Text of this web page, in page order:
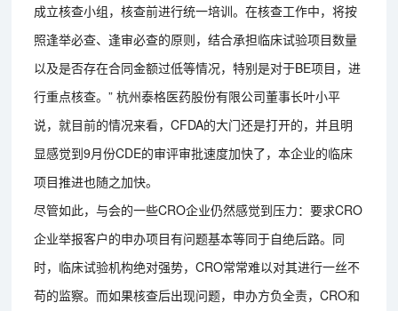
成立核查小组，核查前进行统一培训。在核查工作中，将按
照逢举必查、逢审必查的原则，结合承担临床试验项目数量
以及是否存在合同金额过低等情况，特别是对于BE项目，进
行重点核查。” 杭州泰格医药股份有限公司董事长叶小平
说，就目前的情况来看，CFDA的大门还是打开的，并且明
显感觉到9月份CDE的审评审批速度加快了，本企业的临床
项目推进也随之加快。
尽管如此，与会的一些CRO企业仍然感觉到压力：要求CRO
企业举报客户的申办项目有问题基本等同于自绝后路。同
时，临床试验机构绝对强势，CRO常常难以对其进行一丝不
苟的监察。而如果核查后出现问题，申办方负全责，CRO和